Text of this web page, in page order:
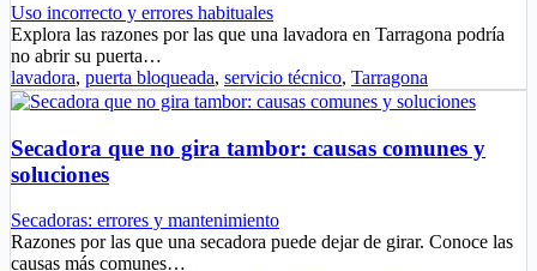
Uso incorrecto y errores habituales
Explora las razones por las que una lavadora en Tarragona podría
no abrir su puerta…
lavadora, puerta bloqueada, servicio técnico, Tarragona
Secadora que no gira tambor: causas comunes y
soluciones
Secadoras: errores y mantenimiento
Razones por las que una secadora puede dejar de girar. Conoce las
causas más comunes…